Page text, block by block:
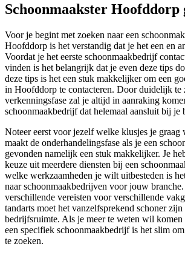
Schoonmaakster Hoofddorp
Voor je begint met zoeken naar een
Hoofddorp is het verstandig dat je het een en
Voordat je het eerste schoonmaakbedrijf
vinden is het belangrijk dat je even deze tips
deze tips is het een stuk makkelijker om een
in Hoofddorp te contacteren. Door duidelijk te
verkenningsfase zal je altijd in aanraking
schoonmaakbedrijf dat helemaal aansluit bij je
Noteer eerst voor jezelf welke klusjes je
maakt de onderhandelingsfase als je een
gevonden namelijk een stuk makkelijker. Je
keuze uit meerdere diensten bij een
welke werkzaamheden je wilt uitbesteden is
naar schoonmaakbedrijven voor jouw
verschillende vereisten voor verschillende
tandarts moet het vanzelfsprekend schoner
bedrijfsruimte. Als je meer te weten wil komen
een specifiek schoonmaakbedrijf is het slim
te zoeken.